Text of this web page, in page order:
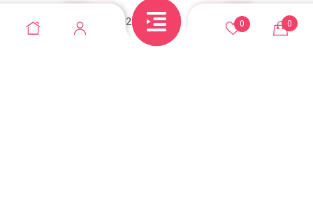
0 0
Անդրանիկի փող, 129/2 շենք